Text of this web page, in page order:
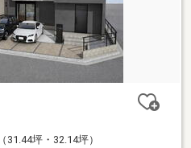
（31.44坪・32.14坪）